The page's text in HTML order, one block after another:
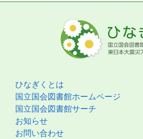
ひなぎくとは
国立国会図書館ホームページ
国立国会図書館サーチ
お知らせ
お問い合わせ